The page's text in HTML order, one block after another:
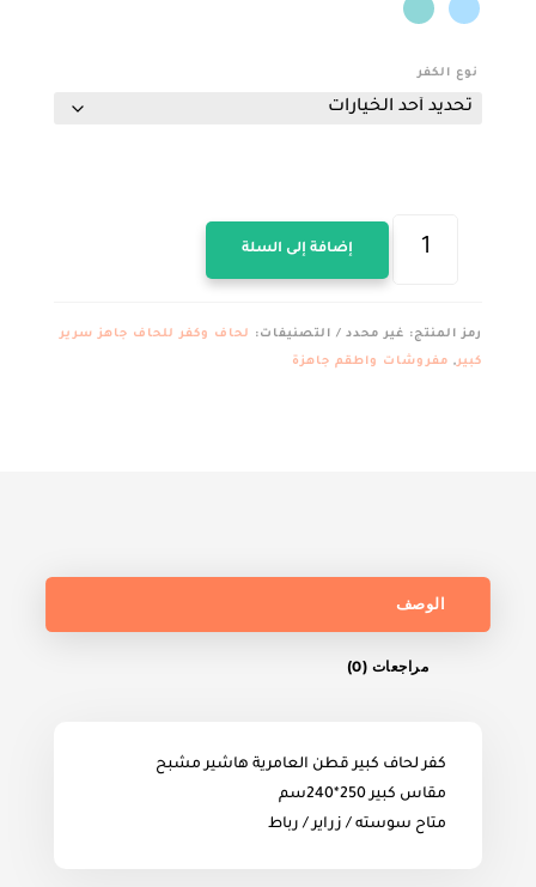
نوع الكفر
قطن
العامرية
إضافة إلى السلة
رمز المنتج: غير محدد التصنيفات: لحاف وكفر للحاف جاهز سرير
كبير, مفروشات واطقم جاهزة
الوصف
مراجعات (0)
كفر لحاف كبير قطن العامرية هاشير مشبح
مقاس كبير 250*240سم
متاح سوسته / زراير / رباط